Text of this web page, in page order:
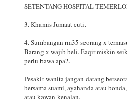
SETENTANG HOSPITAL
3. Khamis Jumaat cuti.
4. Sumbangan rm35 seorang x
Barang x wajib beli. Faqir miskin
perlu bawa apa2.
Pesakit wanita jangan datang
bersama suami, ayahanda atau
atau kawan-kenalan.